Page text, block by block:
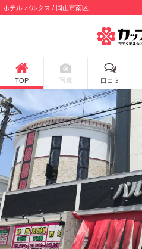
ホテル パルクス / 岡山市南区
TOP 写真 口コミ